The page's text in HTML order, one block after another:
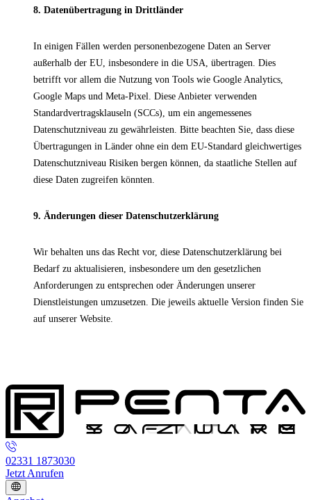
8. Datenübertragung in Drittländer
In einigen Fällen werden personenbezogene Daten an Server
außerhalb der EU, insbesondere in die USA, übertragen. Dies
betrifft vor allem die Nutzung von Tools wie Google Analytics,
Google Maps und Meta-Pixel. Diese Anbieter verwenden
Standardvertragsklauseln (SCCs), um ein angemessenes
Datenschutzniveau zu gewährleisten. Bitte beachten Sie, dass diese
Übertragungen in Länder ohne ein dem EU-Standard gleichwertiges
Datenschutzniveau Risiken bergen können, da staatliche Stellen auf
diese Daten zugreifen könnten.
9. Änderungen dieser Datenschutzerklärung
Wir behalten uns das Recht vor, diese Datenschutzerklärung bei
Bedarf zu aktualisieren, insbesondere um den gesetzlichen
Anforderungen zu entsprechen oder Änderungen unserer
Dienstleistungen umzusetzen. Die jeweils aktuelle Version finden Sie
auf unserer Website.
02331 1873030
Jetzt Anrufen